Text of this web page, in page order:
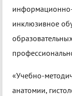
инклюзивное
«Учебно-
анатомии,